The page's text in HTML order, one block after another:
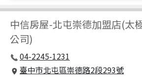
中信房屋-北屯崇德加盟店(太
公司)
04-2245-1231
臺中市北屯區崇德路2段293號